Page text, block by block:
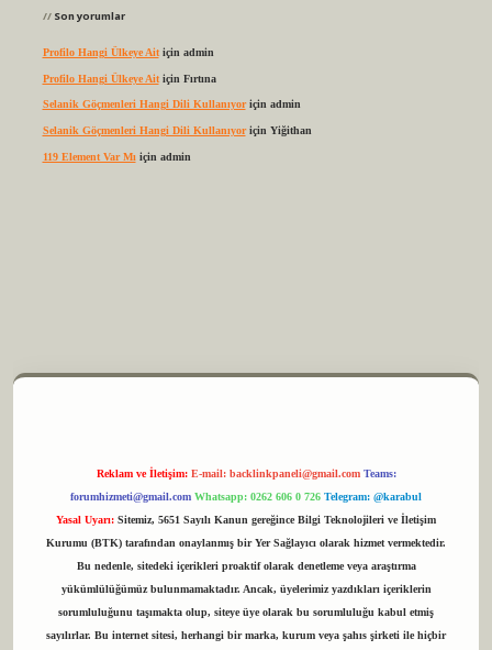
Son yorumlar
Profilo Hangi Ülkeye Aitiçin admin
Profilo Hangi Ülkeye Aitiçin Fırtına
Selanik Göçmenleri Hangi Dili Kullanıyoriçin admin
Selanik Göçmenleri Hangi Dili Kullanıyoriçin Yiğithan
119 Element Var Mı için admin
Reklam ve İletişim: E-mail: backlinkpaneli@gmail.com Teams:
forumhizmeti@gmail.com Whatsapp: 0262 606 0 726 Telegram: @karabul
Yasal Uyarı: Sitemiz, 5651 Sayılı Kanun gereğince Bilgi Teknolojileri ve İletişim
Kurumu (BTK) tarafından onaylanmış bir Yer Sağlayıcı olarak hizmet vermektedir.
Bu nedenle, sitedeki içerikleri proaktif olarak denetleme veya araştırma
yükümlülüğümüz bulunmamaktadır. Ancak, üyelerimiz yazdıkları içeriklerin
sorumluluğunu taşımakta olup, siteye üye olarak bu sorumluluğu kabul etmiş
sayılırlar. Bu internet sitesi, herhangi bir marka, kurum veya şahıs şirketi ile hiçbir